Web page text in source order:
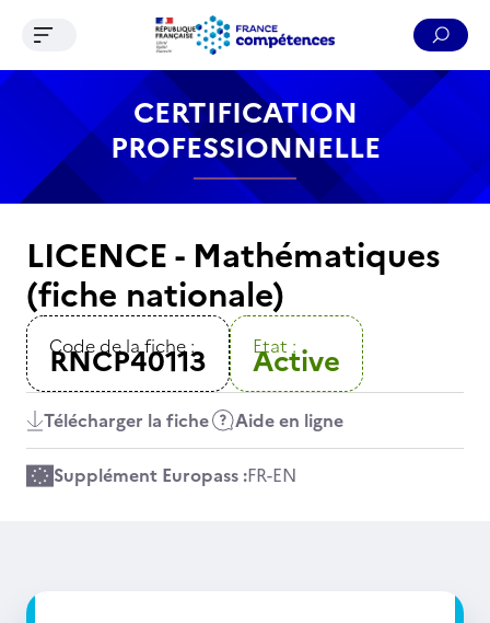
Contenu Recherche Menu Pied de page
Ouvrir le menu de navigation
CERTIFICATION
PROFESSIONNELLE
LICENCE - Mathématiques
(fiche nationale)
Code de la fiche :
RNCP40113 Etat :
Active
Télécharger la fiche Aide en ligne
Supplément Europass :FR-EN